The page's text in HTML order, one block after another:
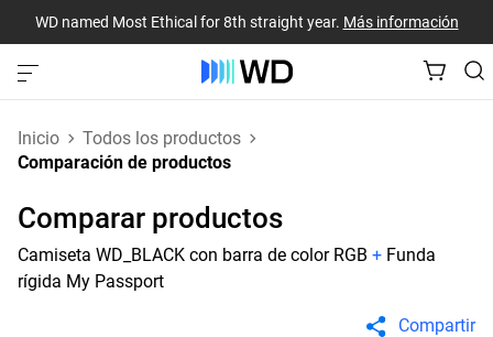
WD named Most Ethical for 8th straight year. Más información
Inicio
Todos los productos
Comparación de productos
Comparar productos
Camiseta WD_BLACK con barra de color RGB + Funda
rígida My Passport
Compartir